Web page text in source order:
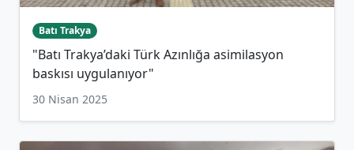
Batı Trakya
"Batı Trakya’daki Türk Azınlığa asimilasyon
baskısı uygulanıyor"
30 Nisan 2025